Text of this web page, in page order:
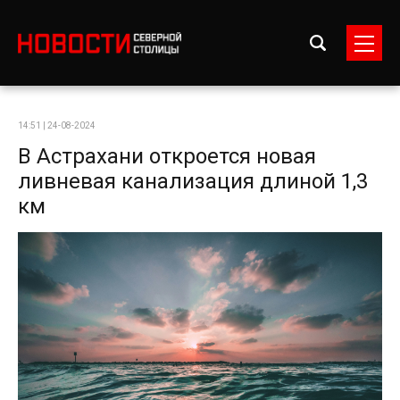
14:51 | 24-08-2024
В Астрахани откроется новая
ливневая канализация длиной 1,3
км